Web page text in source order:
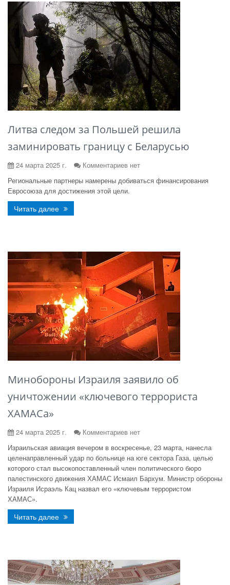
Литва следом за Польшей решила
заминировать границу с Беларусью
24 марта 2025 г.
Комментариев нет
Региональные партнеры намерены добиваться финансирования
Евросоюза для достижения этой цели.
Читать далее
Минобороны Израиля заявило об
уничтожении «ключевого террориста
ХАМАСа»
24 марта 2025 г.
Комментариев нет
Израильская авиация вечером в воскресенье, 23 марта, нанесла
целенаправленный удар по больнице на юге сектора Газа, целью
которого стал высокопоставленный член политического бюро
палестинского движения ХАМАС Исмаил Бархум. Министр обороны
Израиля Исраэль Кац назвал его «ключевым террористом
ХАМАС».
Читать далее